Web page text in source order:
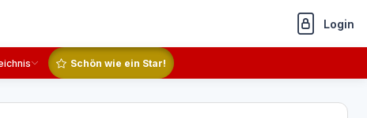
Login
Schön wie ein Star!